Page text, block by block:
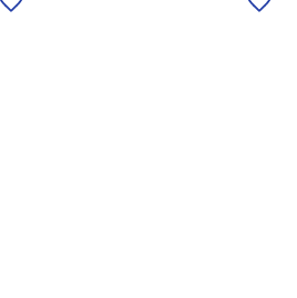
Lägg till i önskelista